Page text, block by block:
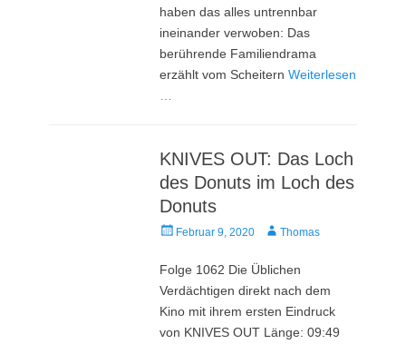
haben das alles untrennbar
ineinander verwoben: Das
berührende Familiendrama
erzählt vom ScheiternWeiterlesen
KNIVES OUT: Das Loch
des Donuts im Loch des
Donuts
Veröffentlicht
Februar 9, 2020 AutorThomas
Folge 1062 Die Üblichen
Verdächtigen direkt nach dem
Kino mit ihrem ersten Eindruck
von KNIVES OUT Länge: 09:49